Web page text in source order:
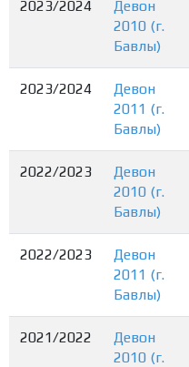
2023/2024
Девон
2010 (г.
Бавлы)
2023/2024
Девон
2011 (г.
Бавлы)
2022/2023
Девон
2010 (г.
Бавлы)
2022/2023
Девон
2011 (г.
Бавлы)
2021/2022
Девон
2010 (г.